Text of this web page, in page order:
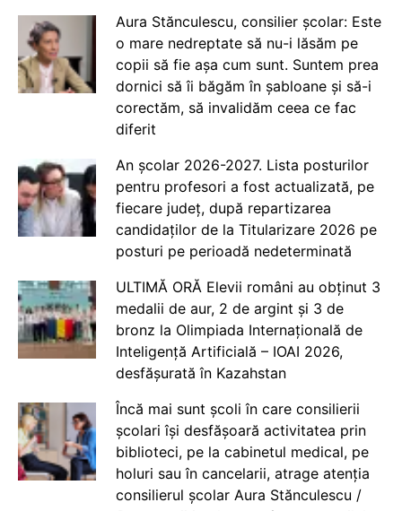
Aura Stănculescu, consilier școlar: Este
o mare nedreptate să nu-i lăsăm pe
copii să fie așa cum sunt. Suntem prea
dornici să îi băgăm în șabloane și să-i
corectăm, să invalidăm ceea ce fac
diferit
An școlar 2026-2027. Lista posturilor
pentru profesori a fost actualizată, pe
fiecare județ, după repartizarea
candidaților de la Titularizare 2026 pe
posturi pe perioadă nedeterminată
ULTIMĂ ORĂ Elevii români au obținut 3
medalii de aur, 2 de argint și 3 de
bronz la Olimpiada Internațională de
Inteligență Artificială – IOAI 2026,
desfășurată în Kazahstan
Încă mai sunt școli în care consilierii
școlari își desfășoară activitatea prin
biblioteci, pe la cabinetul medical, pe
holuri sau în cancelarii, atrage atenția
consilierul școlar Aura Stănculescu /